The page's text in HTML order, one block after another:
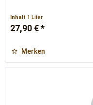
Inhalt1 Liter
27,90 € *
Merken